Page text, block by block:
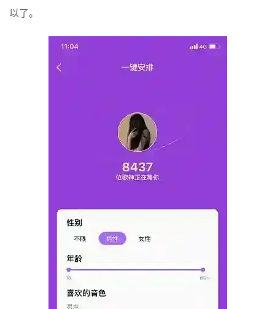
以了。